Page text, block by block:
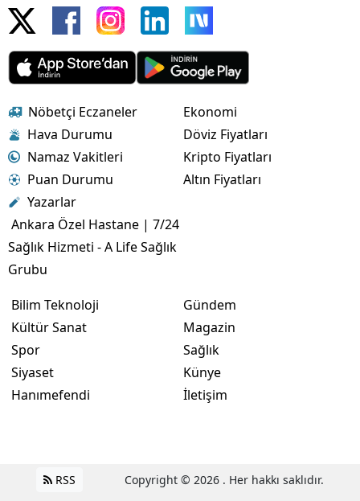
Nöbetçi Eczaneler
Hava Durumu
Namaz Vakitleri
Puan Durumu
Yazarlar
Ankara Özel Hastane | 7/24
Sağlık Hizmeti - A Life Sağlık
Grubu
Ekonomi
Döviz Fiyatları
Kripto Fiyatları
Altın Fiyatları
Bilim Teknoloji
Kültür Sanat
Spor
Siyaset
Hanımefendi
Gündem
Magazin
Sağlık
Künye
İletişim
RSS Copyright © 2026 . Her hakkı saklıdır.